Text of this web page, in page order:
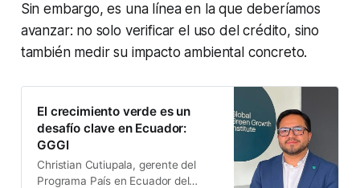
Sin embargo, es una línea en la que deberíamos
avanzar: no solo verificar el uso del crédito, sino
también medir su impacto ambiental concreto.
El crecimiento verde es un
desafío clave en Ecuador:
GGGI
Christian Cutiupala, gerente del
Programa País en Ecuador del